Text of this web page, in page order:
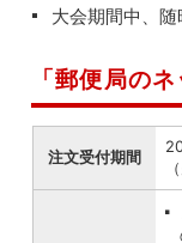
大会期間中、随
「郵便局の
注文受付期間